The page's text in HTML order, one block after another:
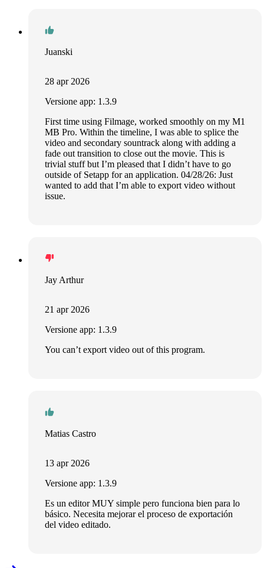
Juanski
28 apr 2026
Versione app: 1.3.9
First time using Filmage, worked smoothly on my M1
MB Pro. Within the timeline, I was able to splice the
video and secondary sountrack along with adding a
fade out transition to close out the movie. This is
trivial stuff but I’m pleased that I didn’t have to go
outside of Setapp for an application. 04/28/26: Just
wanted to add that I’m able to export video without
issue.
Jay Arthur
21 apr 2026
Versione app: 1.3.9
You can’t export video out of this program.
Matias Castro
13 apr 2026
Versione app: 1.3.9
Es un editor MUY simple pero funciona bien para lo
básico. Necesita mejorar el proceso de exportación
del video editado.